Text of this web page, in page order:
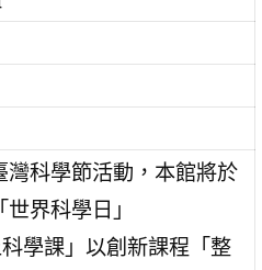
灣科學節活動，本館將於
界科學日」
學課」以創新課程「整